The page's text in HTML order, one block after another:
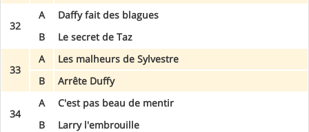
32
A
Daffy fait des blagues
B
Le secret de Taz
33
A
Les malheurs de Sylvestre
B
Arrête Duffy
34
A
C'est pas beau de mentir
B
Larry l'embrouille